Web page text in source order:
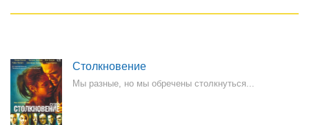
Столкновение
Мы разные, но мы обречены столкнуться...